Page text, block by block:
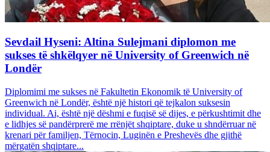
Sevdail Hyseni: Altina Sulejmani diplomon me
sukses të shkëlqyer në University of Greenwich në
Londër
Diplomimi me sukses në Fakultetin Ekonomik të University of
Greenwich në Londër, është një histori që tejkalon suksesin
individual. Ai, është një dëshmi e fuqisë së dijes, e përkushtimit dhe
e lidhjes së pandërprerë me rrënjët shqiptare, duke u shndërruar në
krenari për familjen, Tërnocin, Luginën e Preshevës dhe gjithë
mërgatën shqiptare...